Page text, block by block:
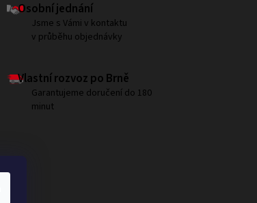
Osobní jednání
Jsme s Vámi v kontaktu
v průběhu objednávky
Vlastní rozvoz po Brně
Garantujeme doručení do 180
minut